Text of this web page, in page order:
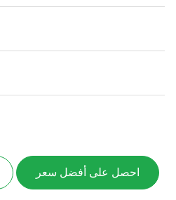
احصل على أفضل سعر